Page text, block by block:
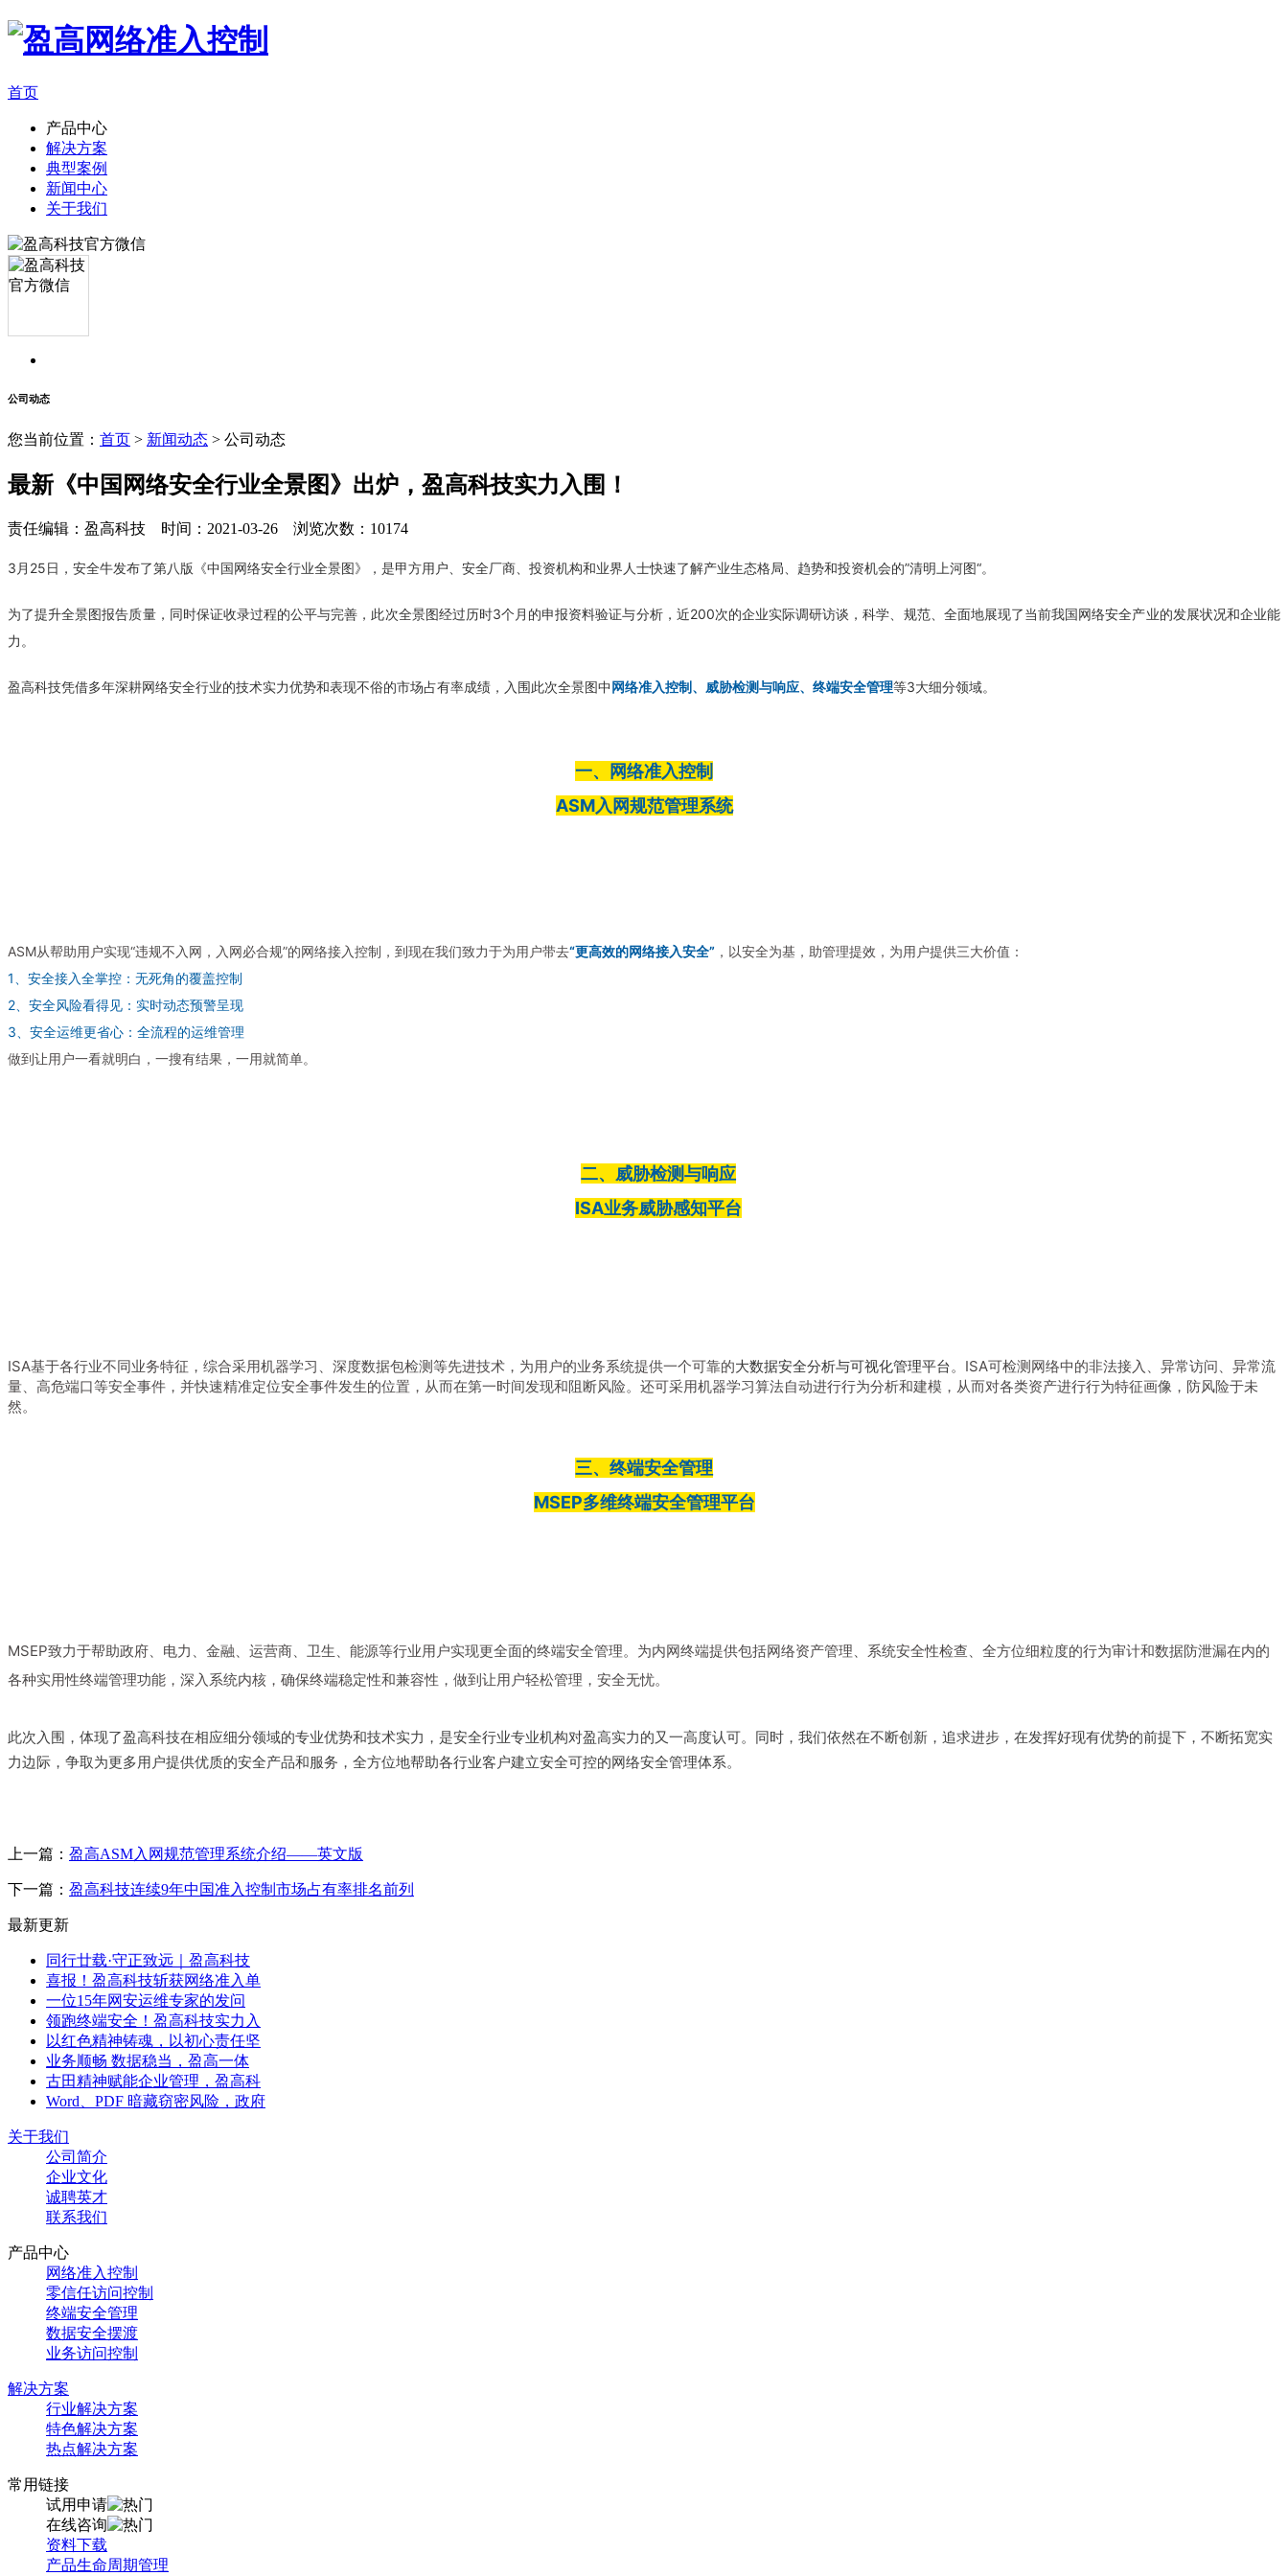
首页
产品中心
解决方案
典型案例
新闻中心
关于我们
公司动态
您当前位置： 首页 > 新闻动态 > 公司动态
最新《中国网络安全行业全景图》出炉，盈高科技实力入围！
责任编辑：盈高科技 时间：2021-03-26 浏览次数：10174
3月25日，安全牛发布了第八版《中国网络安全行业全景图》，是甲方用户、安全厂商、投资机构和业界人士快速了解产业生态格局、趋势和投资机会的”清明上河图“。
为了提升全景图报告质量，同时保证收录过程的公平与完善，此次全景图经过历时3个月的申报资料验证与分析，近200次的企业实际调研访谈，科学、规范、全面地展现了当前我国网络安全产业的发展状况和企业能
力 。
盈高科技凭借多年深耕网络安全行业的技术实力优势和表现不俗的市场占有率成绩，入围此次全景图中网络准入控制、威胁检测与响应、终端安全管理等3大细分领域。
一、网络准入控制
ASM入网规范管理系统
ASM从帮助用户实现“违规不入网，入网必合规”的网络接入控制，到现在我们致力于为用户带去“更高效的网络接入安全” ，以安全为基，助管理提效，为用户提供三大价值：
1、安全接入全掌控：无死角的覆盖控制
2、安全风险看得见：实时动态预警呈现
3、安全运维更省心：全流程的运维管理
做到让用户一看就明白，一搜有结果，一用就简单。
二、威胁检测与响应
ISA业务威胁感知平台
ISA基于各行业不同业务特征，综合采用机器学习、深度数据包检测等先进技术，为用户的业务系统提供一个可靠的大数据安全分析与可视化管理平台。ISA可检测网络中的非法接入、异常访问、异常流
量、高危端口等安全事件，并快速精准定位安全事件发生的位置，从而在第一时间发现和阻断风险。还可采用机器学习算法自动进行行为分析和建模，从而对各类资产进行行为特征画像，防风险于未
然。
三、终端安全管理
MSEP多维终端安全管理平台
MSEP致力于帮助政府、电力、金融、运营商、卫生、能源等行业用户实现更全面的终端安全管理。为内网终端提供包括网络资产管理、系统安全性检查、全方位细粒度的行为审计和数据防泄漏在内的
各种实用性终端管理功能，深入系统内核，确保终端稳定性和兼容性，做到让用户轻松管理，安全无忧。
此次入围，体现了盈高科技在相应细分领域的专业优势和技术实力，是安全行业专业机构对盈高实力的又一高度认可。同时，我们依然在不断创新，追求进步，在发挥好现有优势的前提下，不断拓宽实
力边际，争取为更多用户提供优质的安全产品和服务，全方位地帮助各行业客户建立安全可控的网络安全管理体系。
上一篇： 盈高ASM入网规范管理系统介绍——英文版
下一篇： 盈高科技连续9年中国准入控制市场占有率排名前列
最新更新
同行廿载·守正致远｜盈高科技
喜报！盈高科技斩获网络准入单
一位15年网安运维专家的发问
领跑终端安全！盈高科技实力入
以红色精神铸魂，以初心责任坚
业务顺畅 数据稳当，盈高一体
古田精神赋能企业管理，盈高科
Word、PDF 暗藏窃密风险，政府
关于我们
公司简介
企业文化
诚聘英才
联系我们
产品中心
网络准入控制
零信任访问控制
终端安全管理
数据安全摆渡
业务访问控制
解决方案
行业解决方案
特色解决方案
热点解决方案
常用链接
试用申请
在线咨询
资料下载
产品生命周期管理